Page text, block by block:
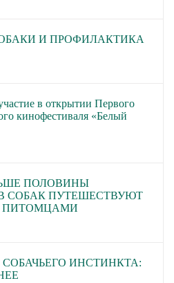
И ПРОФИЛАКТИКА
в открытии Первого
кинофестиваля «Белый
ПОЛОВИНЫ
СОБАК ПУТЕШЕСТВУЮТ
ПИТОМЦАМИ
СОБАЧЬЕГО ИНСТИНКТА: